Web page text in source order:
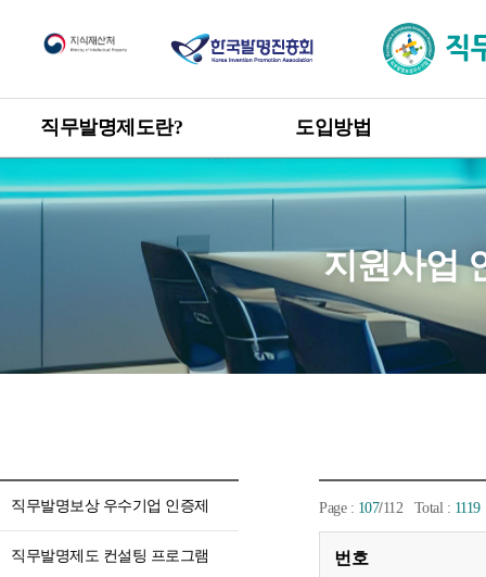
직무발명제도
직무발명제도란?
한눈에 보는 직무발명제도
관련 발명진흥법 및 시행령
도입방법
도입방법 안내
직무발명 권리관계
직무발명 보상
제도 도입 혜택
지원사업
직무발명보상 우수기업 인증제
직무발명제도 컨설팅 프로그램
Page : 107/112 Total : 1119
번호